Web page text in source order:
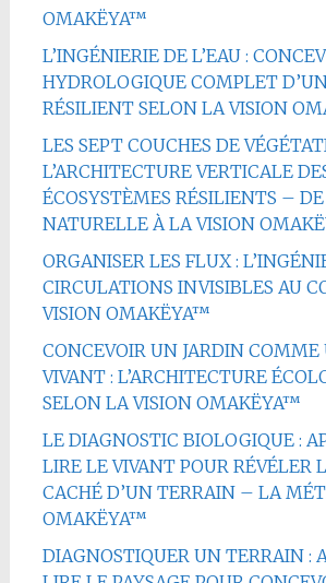
OMAKËYA™
L’INGÉNIERIE DE L’EAU :
HYDROLOGIQUE COMPLET
RÉSILIENT SELON LA VISION
LES SEPT COUCHES DE
L’ARCHITECTURE VERTICALE
ÉCOSYSTÈMES RÉSILIENTS –
NATURELLE À LA VISION
ORGANISER LES FLUX :
CIRCULATIONS INVISIBLES AU
VISION OMAKËYA™
CONCEVOIR UN JARDIN COMME
VIVANT : L’ARCHITECTURE
SELON LA VISION OMAKËYA™
LE DIAGNOSTIC BIOLOGIQUE :
LIRE LE VIVANT POUR RÉVÉLER
CACHÉ D’UN TERRAIN – LA
OMAKËYA™
DIAGNOSTIQUER UN TERRAIN :